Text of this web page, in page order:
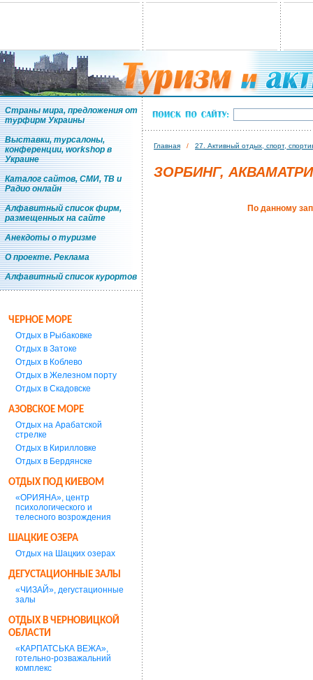
Страны мира, предложения от
турфирм Украины
Выставки, турсалоны,
конференции, workshop в
Украине
Каталог сайтов, СМИ, ТВ и
Радио онлайн
Алфавитный список фирм,
размещенных на сайте
Анекдоты о туризме
О проекте. Реклама
Алфавитный список курортов
ЧЕРНОЕ МОРЕ
Отдых в Рыбаковке
Отдых в Затоке
Отдых в Коблево
Отдых в Железном порту
Отдых в Скадовске
АЗОВСКОЕ МОРЕ
Отдых на Арабатской
стрелке
Отдых в Кирилловке
Отдых в Бердянске
ОТДЫХ ПОД КИЕВОМ
«ОРИЯНА», центр
психологического и
телесного возрождения
ШАЦКИЕ ОЗЕРА
Отдых на Шацких озерах
ДЕГУСТАЦИОННЫЕ ЗАЛЫ
«ЧИЗАЙ», дегустационные
залы
ОТДЫХ В ЧЕРНОВИЦКОЙ
ОБЛАСТИ
«КАРПАТСЬКА ВЕЖА»,
готельно-розважальний
комплекс
Главная / 27. Активный отдых, спорт,
ЗОРБИНГ,
По данному